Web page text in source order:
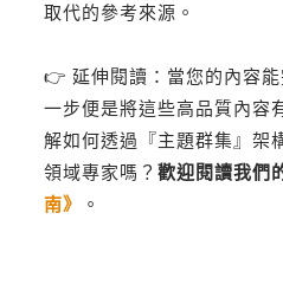
取代的參考來源。
👉 延伸閱讀：當您的內容
一步便是將這些高品質內容
解如何透過『主題群集』架
領域專家嗎？歡迎閱讀我們
南》
。